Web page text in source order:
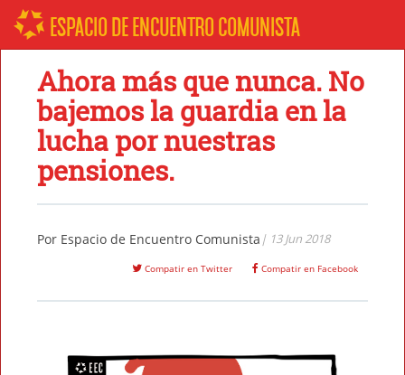
ESPACIO DE ENCUENTRO COMUNISTA
Ahora más que nunca. No
bajemos la guardia en la
lucha por nuestras
pensiones.
Por Espacio de Encuentro Comunista | 13 Jun 2018
Compatir en Facebook
Compatir en Twitter